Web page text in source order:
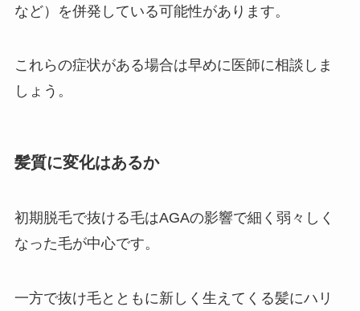
など）を併発している可能性があります。
これらの症状がある場合は早めに医師に相談しま
しょう。
髪質に変化はあるか
初期脱毛で抜ける毛はAGAの影響で細く弱々しく
なった毛が中心です。
一方で抜け毛とともに新しく生えてくる髪にハリ